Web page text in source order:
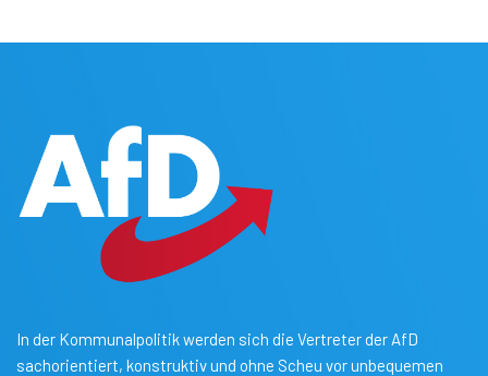
In der Kommunalpolitik werden sich die Vertreter der AfD
sachorientiert, konstruktiv und ohne Scheu vor unbequemen